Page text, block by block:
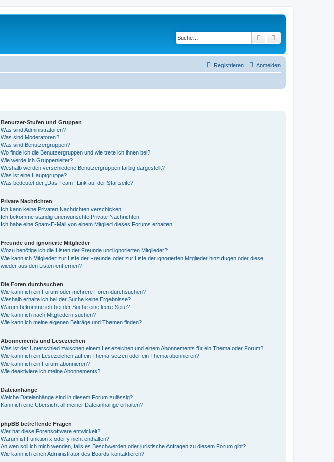
Suche
Anmelden
Registrieren
Benutzer-Stufen und Gruppen
Was sind Administratoren?
Was sind Moderatoren?
Was sind Benutzergruppen?
Wo finde ich die Benutzergruppen und wie trete ich ihnen bei?
Wie werde ich Gruppenleiter?
Weshalb werden verschiedene Benutzergruppen farbig dargestellt?
Was ist eine Hauptgruppe?
Was bedeutet der „Das Team“-Link auf der Startseite?
Private Nachrichten
Ich kann keine Privaten Nachrichten verschicken!
Ich bekomme ständig unerwünschte Private Nachrichten!
Ich habe eine Spam-E-Mail von einem Mitglied dieses Forums erhalten!
Freunde und ignorierte Mitglieder
Wozu benötige ich die Listen der Freunde und ignorierten Mitglieder?
Wie kann ich Mitglieder zur Liste der Freunde oder zur Liste der ignorierten Mitglieder hinzufügen oder diese
wieder aus den Listen entfernen?
Die Foren durchsuchen
Wie kann ich ein Forum oder mehrere Foren durchsuchen?
Weshalb erhalte ich bei der Suche keine Ergebnisse?
Warum bekomme ich bei der Suche eine leere Seite?
Wie kann ich nach Mitgliedern suchen?
Wie kann ich meine eigenen Beiträge und Themen finden?
Abonnements und Lesezeichen
Was ist der Unterschied zwischen einem Lesezeichen und einem Abonnements für ein Thema oder Forum?
Wie kann ich ein Lesezeichen auf ein Thema setzen oder ein Thema abonnieren?
Wie kann ich ein Forum abonnieren?
Wie deaktiviere ich meine Abonnements?
Dateianhänge
Welche Dateianhänge sind in diesem Forum zulässig?
Kann ich eine Übersicht all meiner Dateianhänge erhalten?
phpBB betreffende Fragen
Wer hat diese Forensoftware entwickelt?
Warum ist Funktion x oder y nicht enthalten?
An wen soll ich mich wenden, falls es Beschwerden oder juristische Anfragen zu diesem Forum gibt?
Wie kann ich einen Administrator des Boards kontaktieren?